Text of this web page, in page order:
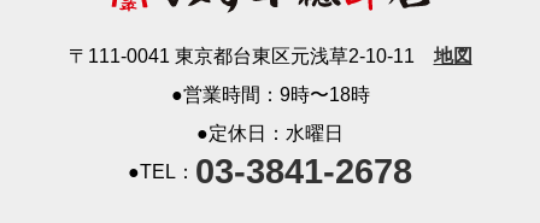
〒111-0041 東京都台東区元浅草2-10-11
地図
●営業時間：9時〜18時
●定休日：水曜日
●TEL： 03-3841-2678